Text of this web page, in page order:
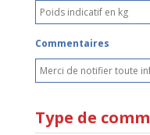
Commentaires
Type de